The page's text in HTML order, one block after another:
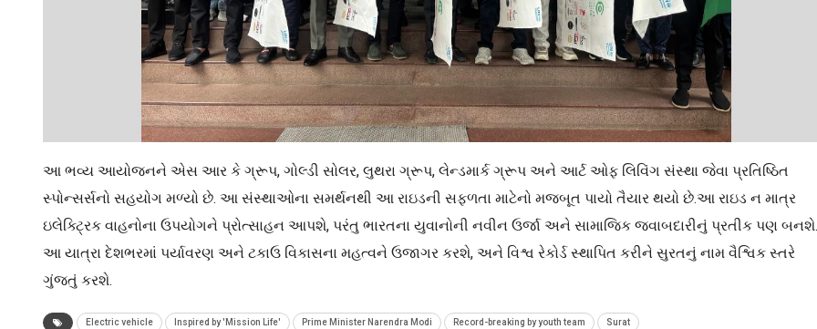
આ ભવ્ય આયોજનને એસ આર કે ગ્રૂપ, ગોલ્ડી સોલર, લુથરા ગ્રૂપ, લેન્ડમાર્ક ગ્રૂપ અને આર્ટ ઓફ લિવિંગ સંસ્થા જેવા પ્રતિષ્ઠિત
સ્પોન્સર્સનો સહયોગ મળ્યો છે. આ સંસ્થાઓના સમર્થનથી આ રાઇડની સફળતા માટેનો મજબૂત પાયો તૈયાર થયો છે.આ રાઇડ ન માત્ર
ઇલેક્ટ્રિક વાહનોના ઉપયોગને પ્રોત્સાહન આપશે, પરંતુ ભારતના યુવાનોની નવીન ઉર્જા અને સામાજિક જવાબદારીનું પ્રતીક પણ બનશે.
આ યાત્રા દેશભરમાં પર્યાવરણ અને ટકાઉ વિકાસના મહત્વને ઉજાગર કરશે, અને વિશ્વ રેકોર્ડ સ્થાપિત કરીને સુરતનું નામ વૈશ્વિક સ્તરે
ગુંજતું કરશે.
Electric vehicle Inspired by 'Mission Life' Prime Minister Narendra Modi Record-breaking by youth team Surat